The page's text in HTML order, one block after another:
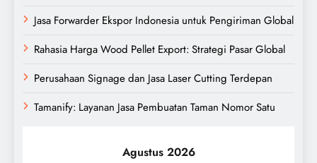
Jasa Forwarder Ekspor Indonesia untuk Pengiriman Global
Rahasia Harga Wood Pellet Export: Strategi Pasar Global
Perusahaan Signage dan Jasa Laser Cutting Terdepan
Tamanify: Layanan Jasa Pembuatan Taman Nomor Satu
Agustus 2026